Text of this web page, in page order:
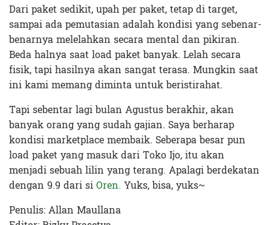
Dari paket sedikit, upah per paket, tetap di target,
sampai ada pemutasian adalah kondisi yang sebenar-
benarnya melelahkan secara mental dan pikiran.
Beda halnya saat load paket banyak. Lelah secara
fisik, tapi hasilnya akan sangat terasa. Mungkin saat
ini kami memang diminta untuk beristirahat.
Tapi sebentar lagi bulan Agustus berakhir, akan
banyak orang yang sudah gajian. Saya berharap
kondisi marketplace membaik. Seberapa besar pun
load paket yang masuk dari Toko Ijo, itu akan
menjadi sebuah lilin yang terang. Apalagi berdekatan
dengan 9.9 dari siOren. Yuks, bisa, yuks~
Penulis: Allan Maullana